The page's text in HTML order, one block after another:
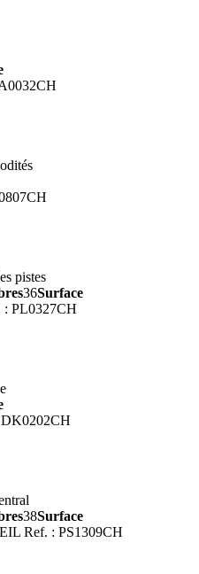
pistes
36Surface
: PL0327CH
38Surface
Ref. : PS1309CH